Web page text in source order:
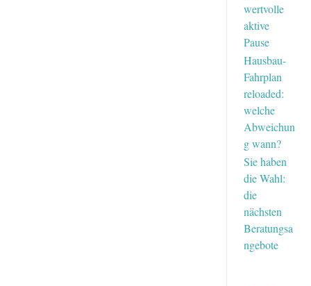
wertvolle
aktive
Pause
Hausbau-
Fahrplan
reloaded:
welche
Abweichun
g wann?
Sie haben
die Wahl:
die
nächsten
Beratungsa
ngebote